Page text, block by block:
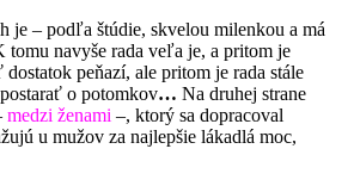
je – podľa štúdie, skvelou milenkou a má
tomu navyše rada veľa je, a pritom je
peňazí, ale pritom je rada stále
o potomkov… Na druhej strane
medzi ženami –, ktorý sa dopracoval
u mužov za najlepšie lákadlá moc,